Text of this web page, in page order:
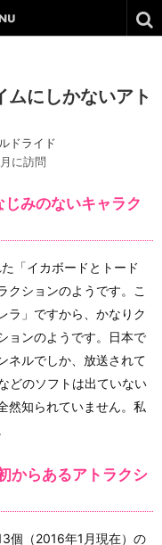
ムにしかないアト
ドライド
に訪問
じみのないキャラク
「イカボードとトード
クションのようです。こ
ラ」ですから、かなりク
ョンのようです。日本で
ネルでしか、放送されて
どのソフトは出ていない
然知られていません。私
からあるアトラクシ
個（2016年1月現在）の